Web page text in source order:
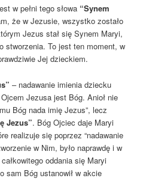
w pełni tego słowa “Synem
że w Jezusie, wszystko zostało
Jezus stał się Synem Maryi,
stworzenia. To jest ten moment, w
Jej dzieckiem.
– nadawanie imienia dziecku
Jezusa jest Bóg. Anioł nie
Bóg nada imię Jezus”, lecz
Jezus”. Bóg Ojciec daje Maryi
realizuje się poprzez “nadawanie
w Nim, było naprawdę i w
oddania się Maryi
sam Bóg ustanowił w akcie